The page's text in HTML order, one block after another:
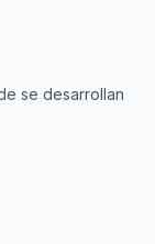
se desarrollan